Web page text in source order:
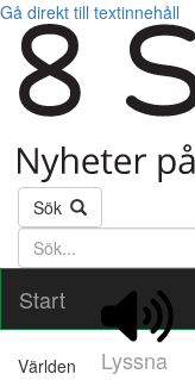
Gå direkt till textinnehåll
Sök
Söktext
Start
Lyssna
Världen